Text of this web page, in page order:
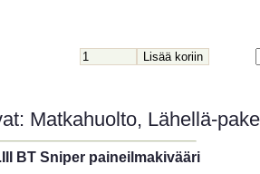
Matkahuolto, Lähellä-
BT Sniper paineilmakivääri